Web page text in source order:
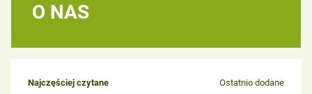
O NAS
Najczęściej czytane Ostatnio dodane